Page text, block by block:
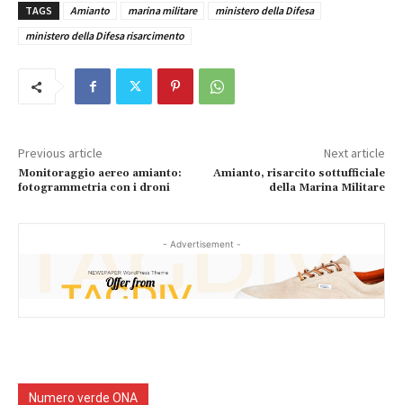
TAGS Amianto marina militare
ministero della Difesa
ministero della Difesa risarcimento
Previous article
Monitoraggio aereo amianto:
fotogrammetria con i droni
Next article
Amianto, risarcito sottufficiale
della Marina Militare
- Advertisement -
Numero verde ONA